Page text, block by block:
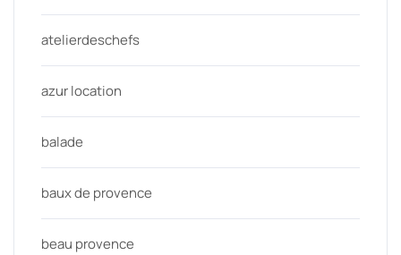
atelierdeschefs
azur location
balade
baux de provence
beau provence